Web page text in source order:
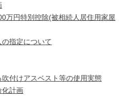
万円特別控除(被相続人居住用家屋
指定について
付けアスベスト等の使用実態
化計画